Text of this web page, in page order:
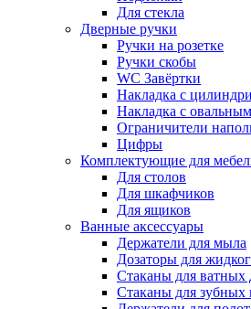
Для стекла
Дверные ручки
Ручки на розетке
Ручки скобы
WC Завёртки
Накладка с
Накладка с
Ограничители
Цифры
Комплектующие для
Для столов
Для шкафчиков
Для ящиков
Ванные аксессуары
Держатели для мыла
Дозаторы для
Стаканы для ватных
Стаканы для зубных